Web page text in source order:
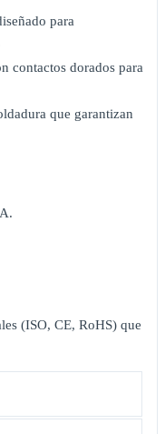
para
contactos dorados para
que garantizan
(ISO, CE, RoHS) que